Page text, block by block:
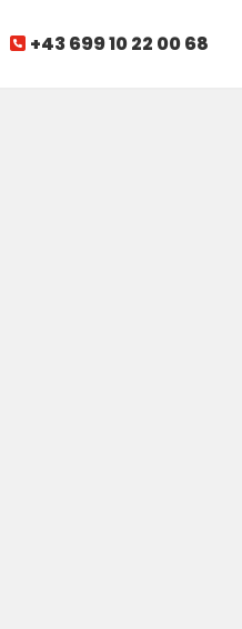
 +43 699 10 22 00 68